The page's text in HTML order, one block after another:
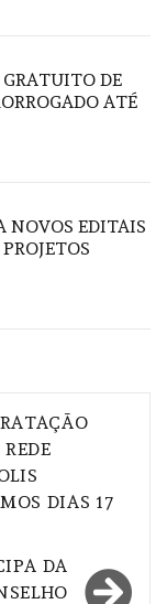
GRATUITO DE
ATÉ
NOVOS EDITAIS
DIAS 17
DA